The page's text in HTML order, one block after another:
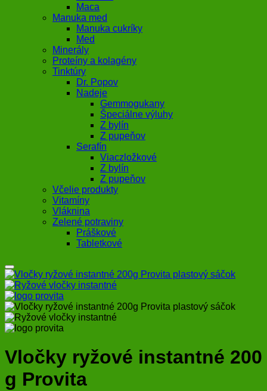
Maca
Manuka med
Manuka cukríky
Med
Minerály
Proteíny a kolagény
Tinktúry
Dr. Popov
Nadeje
Gemmogukany
Špeciálne výluhy
Z bylín
Z pupeňov
Serafín
Viaczložkové
Z bylín
Z pupeňov
Včelie produkty
Vitamíny
Vláknina
Zelené potraviny
Práškové
Tabletkové
Vločky ryžové instantné 200
g Provita